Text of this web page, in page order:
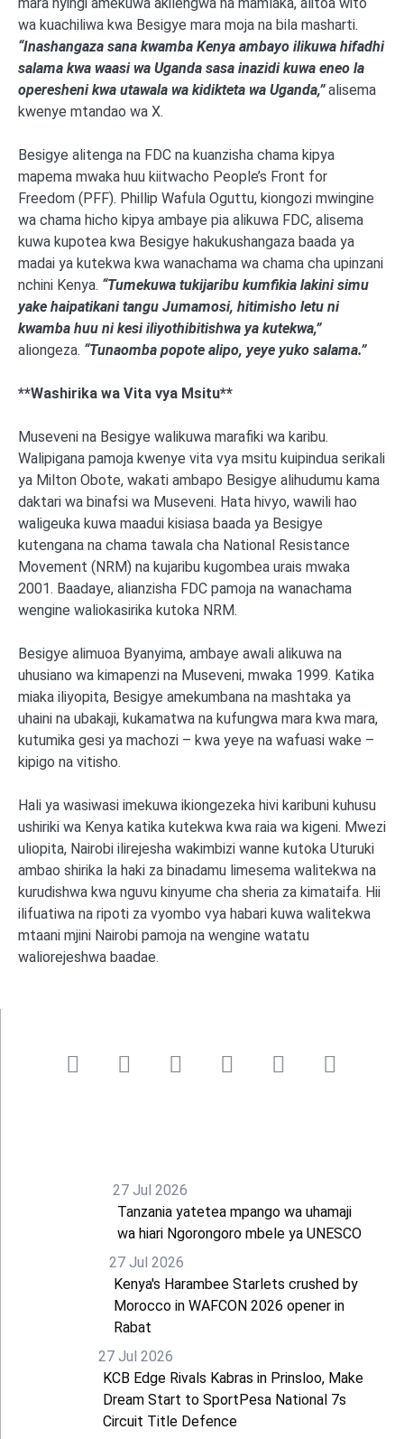
wa kuachiliwa kwa Besigye mara moja na bila masharti.
“Inashangaza sana kwamba Kenya ambayo ilikuwa hifadhi
salama kwa waasi wa Uganda sasa inazidi kuwa eneo la
operesheni kwa utawala wa kidikteta wa Uganda,”alisema
kwenye mtandao wa X.
Besigye alitenga na FDC na kuanzisha chama kipya
mapema mwaka huu kiitwacho People’s Front for
Freedom (PFF). Phillip Wafula Oguttu, kiongozi mwingine
wa chama hicho kipya ambaye pia alikuwa FDC, alisema
kuwa kupotea kwa Besigye hakukushangaza baada ya
madai ya kutekwa kwa wanachama wa chama cha upinzani
nchini Kenya. “Tumekuwa tukijaribu kumfikia lakini simu
yake haipatikani tangu Jumamosi, hitimisho letu ni
kwamba huu ni kesi iliyothibitishwa ya kutekwa,”
aliongeza. “Tunaomba popote alipo, yeye yuko salama.”
**Washirika wa Vita vya Msitu**
Museveni na Besigye walikuwa marafiki wa karibu.
Walipigana pamoja kwenye vita vya msitu kuipindua serikali
ya Milton Obote, wakati ambapo Besigye alihudumu kama
daktari wa binafsi wa Museveni. Hata hivyo, wawili hao
waligeuka kuwa maadui kisiasa baada ya Besigye
kutengana na chama tawala cha National Resistance
Movement (NRM) na kujaribu kugombea urais mwaka
2001. Baadaye, alianzisha FDC pamoja na wanachama
wengine waliokasirika kutoka NRM.
Besigye alimuoa Byanyima, ambaye awali alikuwa na
uhusiano wa kimapenzi na Museveni, mwaka 1999. Katika
miaka iliyopita, Besigye amekumbana na mashtaka ya
uhaini na ubakaji, kukamatwa na kufungwa mara kwa mara,
kutumika gesi ya machozi – kwa yeye na wafuasi wake –
kipigo na vitisho.
Hali ya wasiwasi imekuwa ikiongezeka hivi karibuni kuhusu
ushiriki wa Kenya katika kutekwa kwa raia wa kigeni. Mwezi
uliopita, Nairobi ilirejesha wakimbizi wanne kutoka Uturuki
ambao shirika la haki za binadamu limesema walitekwa na
kurudishwa kwa nguvu kinyume cha sheria za kimataifa. Hii
ilifuatiwa na ripoti za vyombo vya habari kuwa walitekwa
mtaani mjini Nairobi pamoja na wengine watatu
waliorejeshwa baadae.
27 Jul 2026
Tanzania yatetea mpango wa uhamaji
wa hiari Ngorongoro mbele ya UNESCO
27 Jul 2026
Kenya's Harambee Starlets crushed by
Morocco in WAFCON 2026 opener in
Rabat
27 Jul 2026
KCB Edge Rivals Kabras in Prinsloo, Make
Dream Start to SportPesa National 7s
Circuit Title Defence